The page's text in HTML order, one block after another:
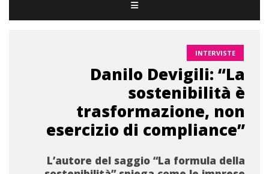
INTERVISTE
Danilo Devigili: “La
sostenibilità è
trasformazione, non
esercizio di compliance”
L’autore del saggio “La formula della